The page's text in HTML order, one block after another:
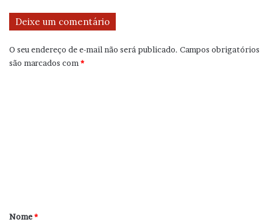
Deixe um comentário
O seu endereço de e-mail não será publicado. Campos obrigatórios
são marcados com *
r
Nome*